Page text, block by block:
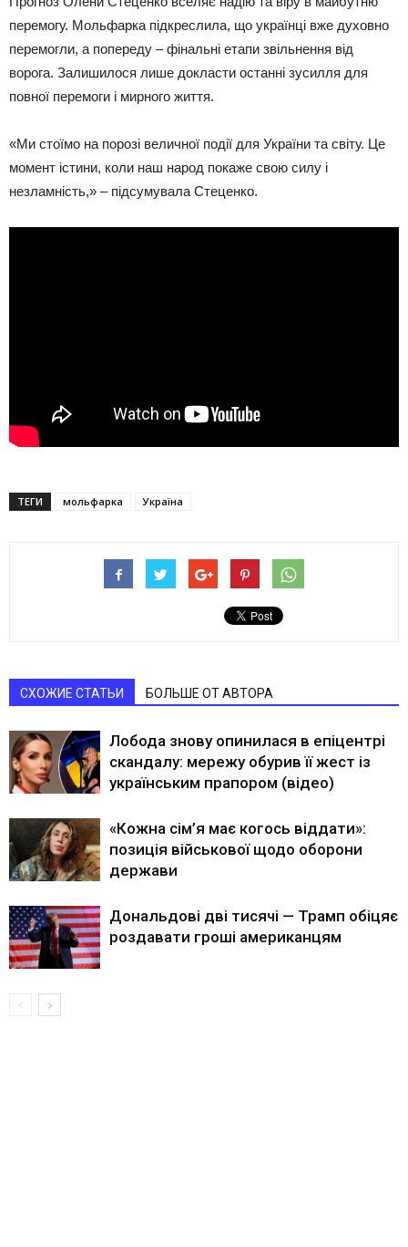
перемогу. Мольфарка підкреслила, що українці вже духовно
перемогли, а попереду – фінальні етапи звільнення від
ворога. Залишилося лише докласти останні зусилля для
повної перемоги і мирного життя.
«Ми стоїмо на порозі величної події для України та світу. Це
момент істини, коли наш народ покаже свою силу і
незламність,» – підсумувала Стеценко.
ТЕГИ мольфарка Україна
СХОЖИЕ СТАТЬИ БОЛЬШЕ ОТ АВТОРА
Лобода знову опинилася в епіцентрі
скандалу: мережу обурив її жест із
українським прапором (відео)
«Кожна сім’я має когось віддати»:
позиція військової щодо оборони
держави
Дональдові дві тисячі — Трамп обіцяє
роздавати гроші американцям